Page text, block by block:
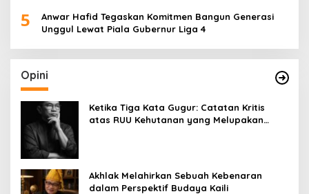
5
Anwar Hafid Tegaskan Komitmen Bangun Generasi
Unggul Lewat Piala Gubernur Liga 4
Opini
Ketika Tiga Kata Gugur: Catatan Kritis
atas RUU Kehutanan yang Melupakan
Akhlak Melahirkan Sebuah Kebenaran
dalam Perspektif Budaya Kaili